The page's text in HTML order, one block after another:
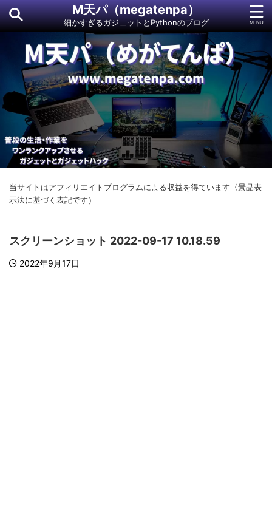
M天パ（megatenpa）
細かすぎるガジェットとPythonのブログ
当サイトはアフィリエイトプログラムによる収益を得ています〈景品表
示法に基づく表記です）
スクリーンショット 2022-09-17 10.18.59
2022年9月17日